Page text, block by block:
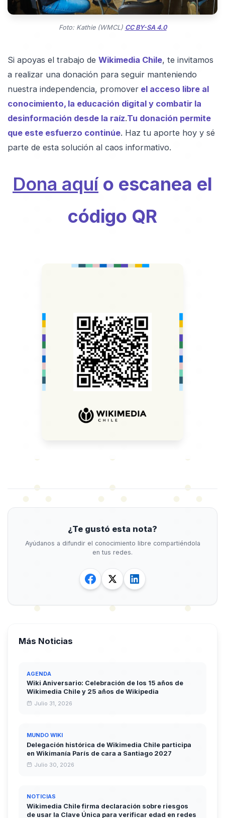
Foto: Kathie (WMCL) CC BY-SA 4.0
Si apoyas el trabajo de Wikimedia Chile, te invitamos
a realizar una donación para seguir manteniendo
nuestra independencia, promoverel acceso libre al
conocimiento, la educación digital y combatir la
desinformación desde la raíz.Tu donación permite
que este esfuerzo continúe. Haz tu aporte hoy y sé
parte de esta solución al caos informativo.
Dona aquío escanea el
código QR
¿Te gustó esta nota?
Ayúdanos a difundir el conocimiento libre compartiéndola
en tus redes.
Más Noticias
AGENDA
Wiki Aniversario: Celebración de los 15 años de
Wikimedia Chile y 25 años de Wikipedia
Julio 31, 2026
MUNDO WIKI
Delegación histórica de Wikimedia Chile participa
en Wikimanía París de cara a Santiago 2027
Julio 30, 2026
NOTICIAS
Wikimedia Chile firma declaración sobre riesgos
de usar la Clave Única para verificar edad en redes